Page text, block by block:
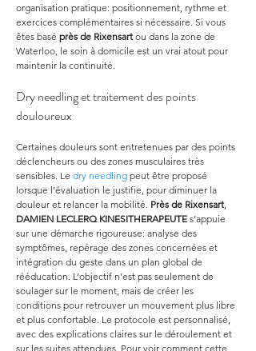
organisation pratique: positionnement, rythme et
exercices complémentaires si nécessaire. Si vous
êtes basé près de Rixensart ou dans la zone de
Waterloo, le soin à domicile est un vrai atout pour
maintenir la continuité.
Dry needling et traitement des points
douloureux
Certaines douleurs sont entretenues par des points
déclencheurs ou des zones musculaires très
sensibles. Le dry needling peut être proposé
lorsque l’évaluation le justifie, pour diminuer la
douleur et relancer la mobilité. Près de Rixensart,
DAMIEN LECLERQ KINESITHERAPEUTE s’appuie
sur une démarche rigoureuse: analyse des
symptômes, repérage des zones concernées et
intégration du geste dans un plan global de
rééducation. L’objectif n’est pas seulement de
soulager sur le moment, mais de créer les
conditions pour retrouver un mouvement plus libre
et plus confortable. Le protocole est personnalisé,
avec des explications claires sur le déroulement et
sur les suites attendues. Pour voir comment cette